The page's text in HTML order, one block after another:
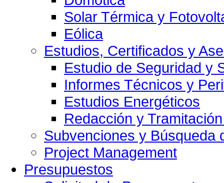
Solar Térmica y
Eólica
Estudios, Certificados y
Estudio de Seguridad y
Informes Técnicos y
Estudios Energéticos
Redacción y
Subvenciones y Búsqueda
Project Management
Presupuestos